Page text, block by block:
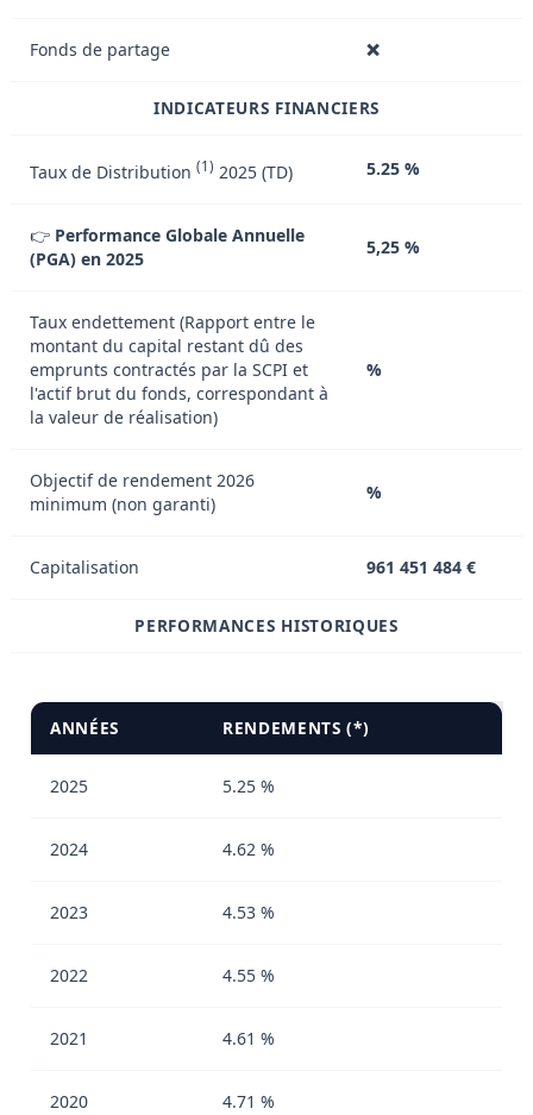
Fonds de partage ❌
INDICATEURS FINANCIERS
Taux de Distribution (1) 2025 (TD) 5.25 %
👉 Performance Globale Annuelle
(PGA) en 2025
5,25 %
Taux endettement (Rapport entre le
montant du capital restant dû des
emprunts contractés par la SCPI et
l'actif brut du fonds, correspondant à
la valeur de réalisation)
%
Objectif de rendement 2026
minimum (non garanti)
%
Capitalisation 961 451 484 €
PERFORMANCES HISTORIQUES
ANNÉES RENDEMENTS (*)
2025 5.25 %
2024 4.62 %
2023 4.53 %
2022 4.55 %
2021 4.61 %
2020 4.71 %